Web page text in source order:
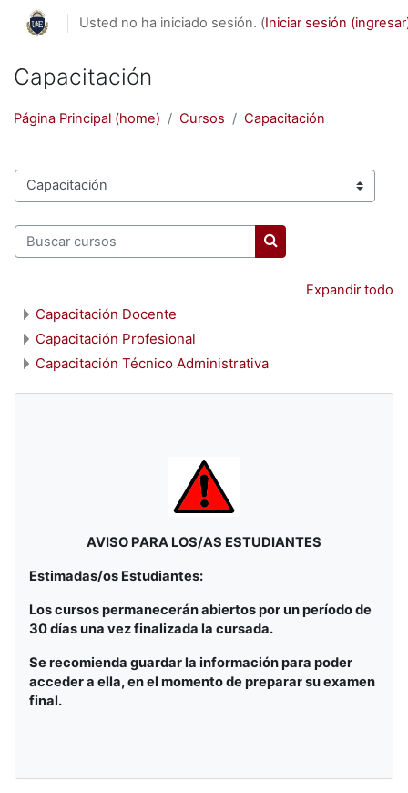
Saltar al contenido principal
Usted no ha iniciado sesión. (Iniciar sesión
Capacitación
Página Principal (home) Cursos Capacitación
Categorías
Buscar cursos
Buscar cursos
Expandir todo
Capacitación Docente
Capacitación Profesional
Capacitación Técnico Administrativa
AVISO PARA LOS/AS ESTUDIANTES
Estimadas/os Estudiantes:
Los cursos permanecerán abiertos por un período de
30 días una vez finalizada la cursada.
Se recomienda guardar la información para poder
acceder a ella, en el momento de preparar su examen
final.